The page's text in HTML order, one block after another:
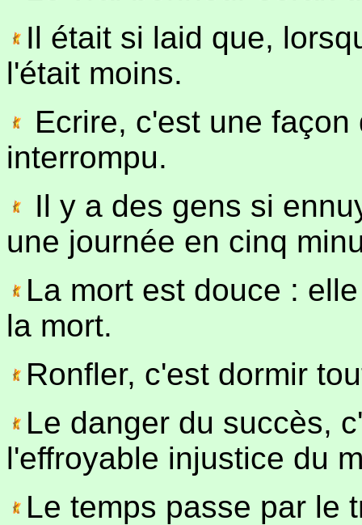
Il était si laid que,
l'était moins.
Ecrire, c'est une
interrompu.
Il y a des gens si
une journée en cinq
La mort est douce :
la mort.
Ronfler, c'est dormir
Le danger du succès,
l'effroyable injustice du
Le temps passe par le